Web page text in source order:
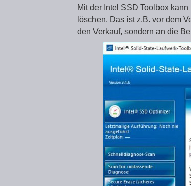
Mit der Intel SSD Toolbox
löschen. Das ist z.B. vor dem
den Verkauf, sondern an die